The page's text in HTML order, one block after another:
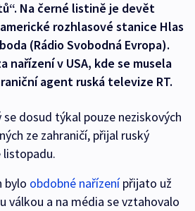
Na černé listině je devět
rozhlasové stanice Hlas
(Rádio Svobodná Evropa).
nařízení v USA, kde se musela
agent ruská televize RT.
dosud týkal pouze neziskových
ze zahraničí, přijal ruský
listopadu.
bylo obdobné nařízenípřijato už
válkou a na média se vztahovalo